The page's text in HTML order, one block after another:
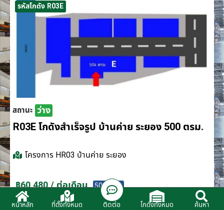
รหัสโกดัง R03E
สถานะ ว่าง
R03E โกดังสำเร็จรูป บ้านค่าย ระยอง 500 ตรม.
โครงการ HR03 บ้านค่าย ระยอง
฿60,480 / ต่อเดือน 500 ตรม.
หน้าหลัก ที่ตั้งทั้งหมด ติดต่อ โกดังทั้งหมด ค้นหา